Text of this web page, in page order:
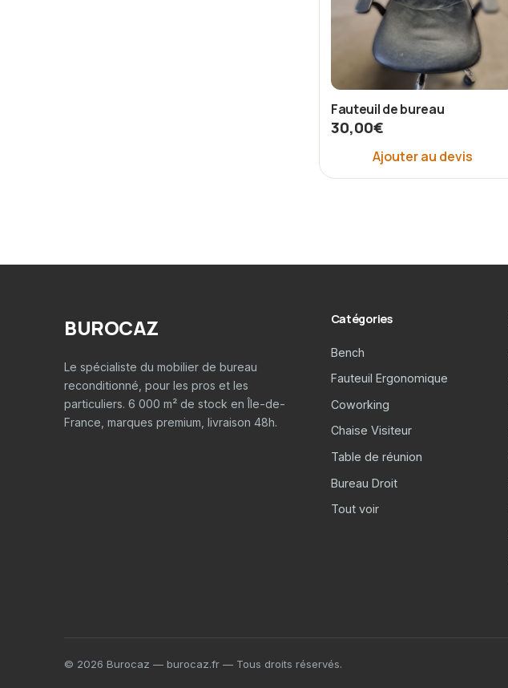
Fauteuil de bureau
30,00€
Ajouter au devis
BUROCAZ
Le spécialiste du mobilier de bureau
reconditionné, pour les pros et les
particuliers. 6 000 m² de stock en Île-de-
France, marques premium, livraison 48h.
Catégories
Bench
Fauteuil Ergonomique
Coworking
Chaise Visiteur
Table de réunion
Bureau Droit
Tout voir
© 2026 Burocaz — burocaz.fr — Tous droits réservés.